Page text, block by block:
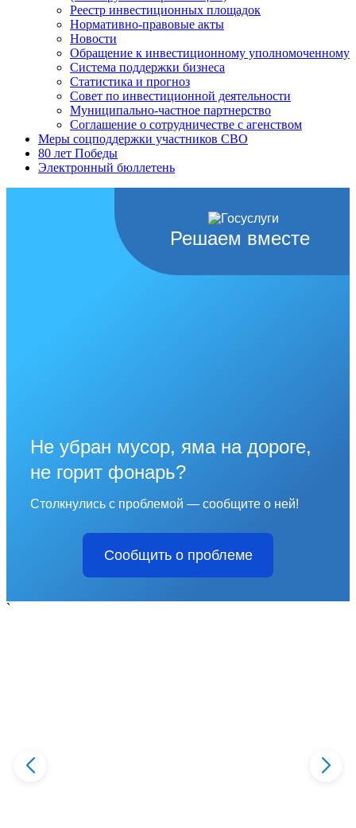
Реестр инвестиционных площадок
Нормативно-правовые акты
Новости
Обращение к инвестиционному уполномоченному
Система поддержки бизнеса
Статистика и прогноз
Совет по инвестиционной деятельности
Муниципально-частное партнерство
Соглашение о сотрудничестве с агенством
Меры соцподдержки участников СВО
80 лет Победы
Электронный бюллетень
Решаем вместе
Не убран мусор, яма на дороге,
не горит фонарь?
Столкнулись с проблемой — сообщите о ней!
Сообщить о проблеме
`